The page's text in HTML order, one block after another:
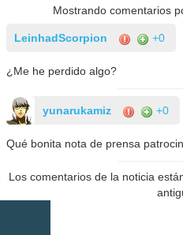
Mostrando comentarios
LeinhadScorpion +0
¿Me he perdido algo?
yunarukamiz +0
Qué bonita nota de prensa
Los comentarios de la noticia